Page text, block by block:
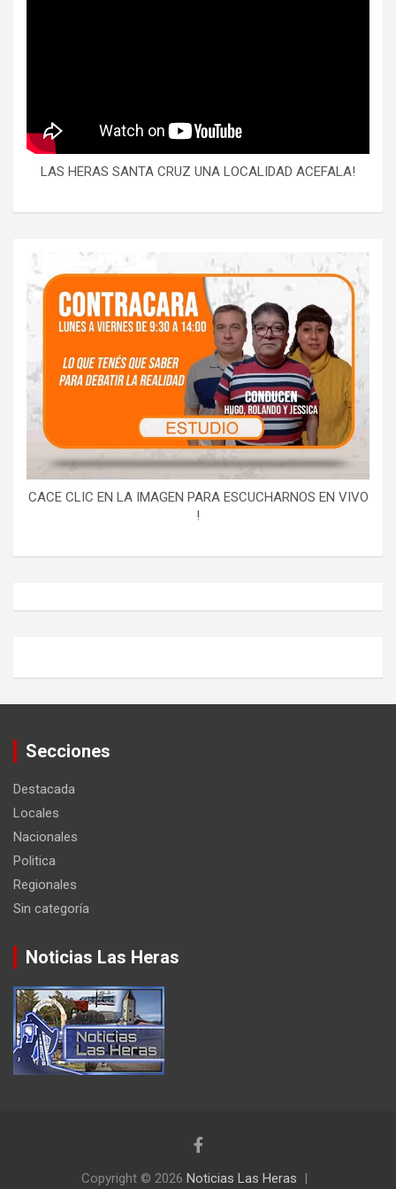
LAS HERAS SANTA CRUZ UNA LOCALIDAD ACEFALA!
CACE CLIC EN LA IMAGEN PARA ESCUCHARNOS EN VIVO
!
Secciones
Destacada
Locales
Nacionales
Politica
Regionales
Sin categoría
Noticias Las Heras
Copyright © 2026 Noticias Las Heras